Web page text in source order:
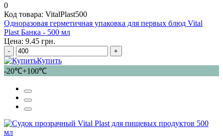
0
Код товара: VitalPlast500
Одноразовая герметичная упаковка для первых блюд Vital
Plast Банка - 500 мл
Цена: 9.45 грн.
- +
Купить
-20℃+100℃